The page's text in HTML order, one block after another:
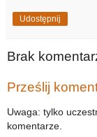
Udostępnij
Brak
Prześlij
Uwaga: tylko
komentarze.